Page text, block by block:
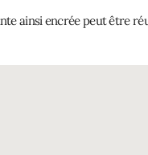
ainsi encrée peut être